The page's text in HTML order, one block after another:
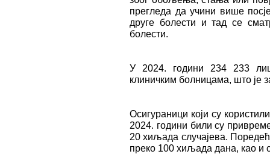
прегледа да учини више
друге болести и тад се
болести.
У 2024. години 234 233
клиничким болницама, што је
Осигураници који су
2024. години били су
20 хиљада случајева.
преко 100 хиљaда дана, као и